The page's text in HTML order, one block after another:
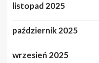
listopad 2025
październik 2025
wrzesień 2025